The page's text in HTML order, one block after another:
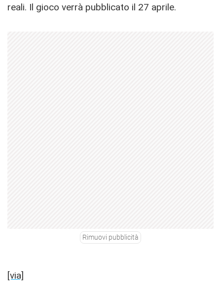
reali. Il gioco verrà pubblicato il 27 aprile.
Rimuovi pubblicità
[via]